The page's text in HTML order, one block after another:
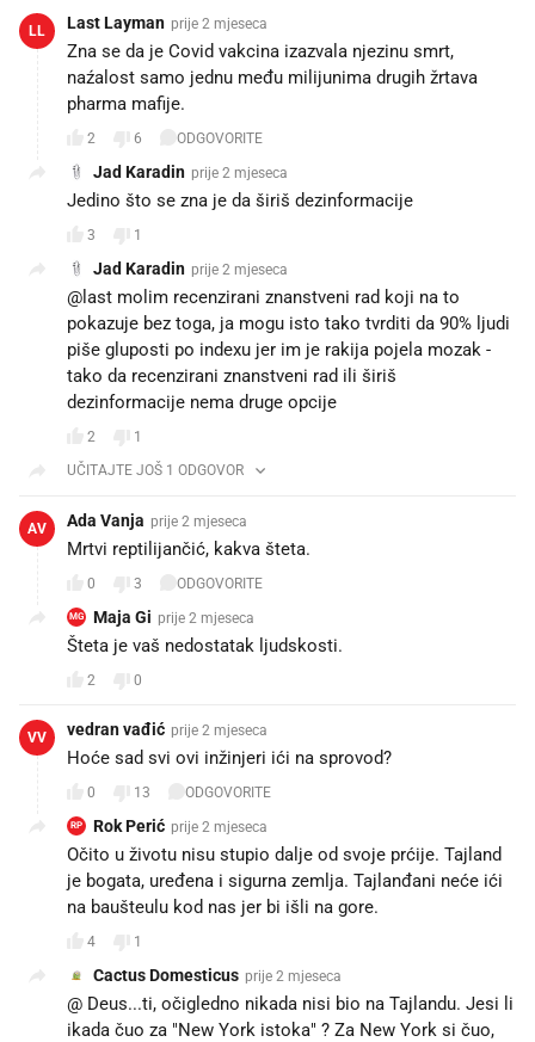
LL Last Layman prije 2 mjeseca
Zna se da je Covid vakcina izazvala njezinu smrt,
naźalost samo jednu među milijunima drugih žrtava
pharma mafije.
2 6 ODGOVORITE
Jad Karadin prije 2 mjeseca
Jedino što se zna je da širiš dezinformacije
3 1
Jad Karadin prije 2 mjeseca
@last molim recenzirani znanstveni rad koji na to
pokazuje bez toga, ja mogu isto tako tvrditi da 90% ljudi
piše gluposti po indexu jer im je rakija pojela mozak -
tako da recenzirani znanstveni rad ili širiš
dezinformacije nema druge opcije
2
1
UČITAJTE JOŠ 1 ODGOVOR
AV Ada Vanja prije 2 mjeseca
Mrtvi reptilijančić, kakva šteta.
0 3 ODGOVORITE
MG Maja Gi prije 2 mjeseca
Šteta je vaš nedostatak ljudskosti.
2 0
VV vedran vađić prije 2 mjeseca
Hoće sad svi ovi inžinjeri ići na sprovod?
0 13 ODGOVORITE
RP Rok Perić prije 2 mjeseca
Očito u životu nisu stupio dalje od svoje prćije. Tajland
je bogata, uređena i sigurna zemlja. Tajlanđani neće ići
na baušteulu kod nas jer bi išli na gore.
4 1
Cactus Domesticus prije 2 mjeseca
@ Deus...ti, očigledno nikada nisi bio na Tajlandu. Jesi li
ikada čuo za "New York istoka" ? Za New York si čuo,